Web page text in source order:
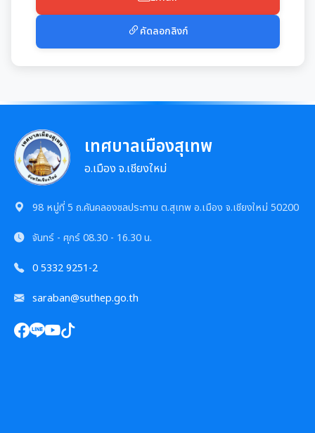
คัดลอกลิงก์
เทศบาลเมืองสุเทพ
อ.เมือง จ.เชียงใหม่
98 หมู่ที่ 5 ถ.คันคลองชลประทาน ต.สุเทพ อ.เมือง จ.เชียงใหม่ 50200
จันทร์ - ศุกร์08.30 - 16.30 น.
0 5332 9251-2
saraban@suthep.go.th